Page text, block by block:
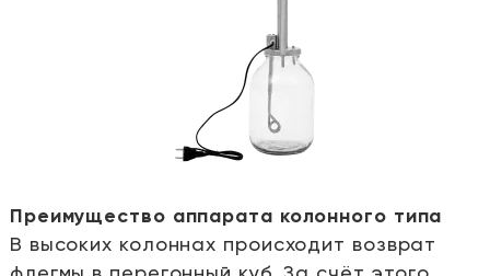
Преимущество аппарата колонного типа
В высоких колоннах происходит возврат